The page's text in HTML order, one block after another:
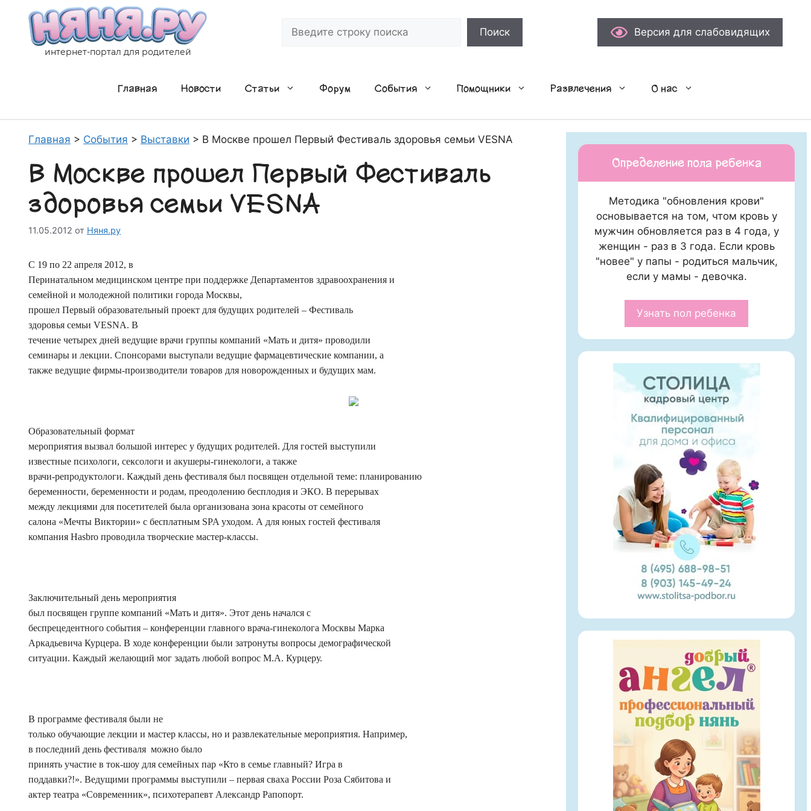
содержимому
интернет-портал для родителей
Поиск Версия для слабовидящих
Главная Новости Статьи Форум События Помощники Развлечения О нас
Главная > События > Выставки > В Москве прошел Первый Фестиваль здоровья семьи VESNA
В Москве прошел Первый Фестиваль
здоровья семьи VESNA
11.05.2012 от Няня.ру
С 19 по 22 апреля 2012, в
Перинатальном медицинском центре при поддержке Департаментов здравоохранения и
семейной и молодежной политики города Москвы,
прошел Первый образовательный проект для будущих родителей – Фестиваль
здоровья семьи VESNA. В
течение четырех дней ведущие врачи группы компаний «Мать и дитя» проводили
семинары и лекции. Спонсорами выступали ведущие фармацевтические компании, а
также ведущие фирмы-производители товаров для новорожденных и будущих мам.
Образовательный формат
мероприятия вызвал большой интерес у будущих родителей. Для гостей выступили
известные психологи, сексологи и акушеры-гинекологи, а также
врачи-репродуктологи. Каждый день фестиваля был посвящен отдельной теме: планированию
беременности, беременности и родам, преодолению бесплодия и ЭКО. В перерывах
между лекциями для посетителей была организована зона красоты от семейного
салона «Мечты Виктории» с бесплатным SPA уходом. А для юных гостей фестиваля
компания Hasbro проводила творческие мастер-классы.
Заключительный день мероприятия
был посвящен группе компаний «Мать и дитя». Этот день начался с
беспрецедентного события – конференции главного врача-гинеколога Москвы Марка
Аркадьевича Курцера. В ходе конференции были затронуты вопросы демографической
ситуации. Каждый желающий мог задать любой вопрос М.А. Курцеру.
В программе фестиваля были не
только обучающие лекции и мастер классы, но и развлекательные мероприятия. Например,
в последний день фестиваля можно было
принять участие в ток-шоу для семейных пар «Кто в семье главный? Игра в
поддавки?!». Ведущими программы выступили – первая сваха России Роза Сябитова и
актер театра «Современник», психотерапевт Александр Рапопорт.
Определение пола ребенка
Методика "обновления крови"
основывается на том, чтом кровь у
мужчин обновляется раз в 4 года, у
женщин - раз в 3 года. Если кровь
"новее" у папы - родиться мальчик,
если у мамы - девочка.
Узнать пол ребенка